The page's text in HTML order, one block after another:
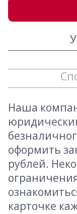
Наша
оформить
рублей.
карточке